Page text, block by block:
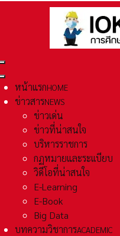
หน้าแรกHOME
ข่าวสารNEWS
ข่าวเด่น
ข่าวที่น่าสนใจ
บริหารราชการ
กฏหมายและระเเบียบ
วิดีโอที่น่าสนใจ
E-Learning
E-Book
Big Data
บทความวิชาการACADEMIC